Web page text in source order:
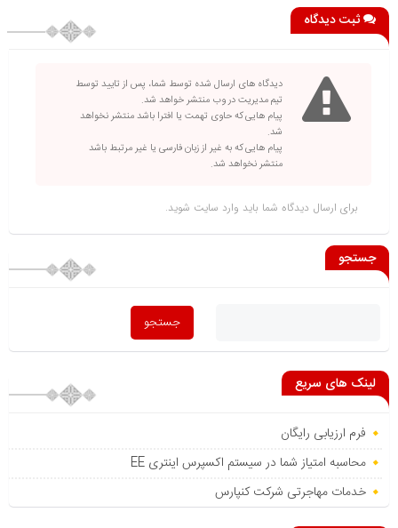
ثبت دیدگاه
دیدگاه های ارسال شده توسط شما، پس از تایید توسط
تیم مدیریت در وب منتشر خواهد شد.
پیام هایی که حاوی تهمت یا افترا باشد منتشر نخواهد
شد.
پیام هایی که به غیر از زبان فارسی یا غیر مرتبط باشد
منتشر نخواهد شد.
برای ارسال دیدگاه شما باید وارد سایت شوید.
جستجو
لینک های سریع
فرم ارزیابی رایگان
محاسبه امتیاز شما در سیستم اکسپرس اینتری EE
خدمات مهاجرتی شرکت کنپارس